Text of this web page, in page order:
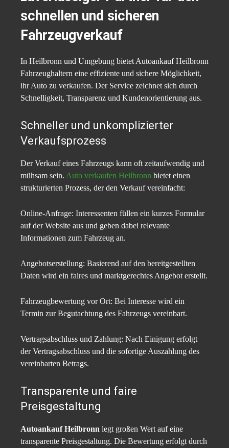
schnellen und sicheren
Fahrzeugverkauf
In Heilbronn und Umgebung bietet Autoankauf Heilbronn
Fahrzeughaltern eine effiziente und sichere Möglichkeit,
ihr Auto zu verkaufen. Der Service zeichnet sich durch
Schnelligkeit, Transparenz und Kundenorientierung aus.​
Schneller und unkomplizierter
Verkaufsprozess
Der Verkauf eines Fahrzeugs kann oft zeitaufwendig und
mühsam sein. Auto verkaufen Heilbronn bietet einen
strukturierten Prozess, der den Verkauf vereinfacht:​
Online-Anfrage: Interessenten füllen ein kurzes Formular
auf der Website aus und geben dabei relevante
Informationen zum Fahrzeug an.​
Angebotserstellung: Basierend auf den bereitgestellten
Daten wird ein faires und marktgerechtes Angebot erstellt.​
Fahrzeugbewertung vor Ort: Bei Interesse wird ein
Termin zur Begutachtung des Fahrzeugs vereinbart.​
Vertragsabschluss und Zahlung: Nach Einigung erfolgt
der Vertragsabschluss und die sofortige Auszahlung des
vereinbarten Betrags.​
Transparente und faire
Preisgestaltung
Autoankauf Heilbronn legt großen Wert auf eine
transparente Preisgestaltung. Die Bewertung erfolgt durch